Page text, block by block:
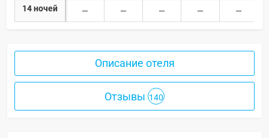
14 ночей
Описание отеля
Отзывы 140